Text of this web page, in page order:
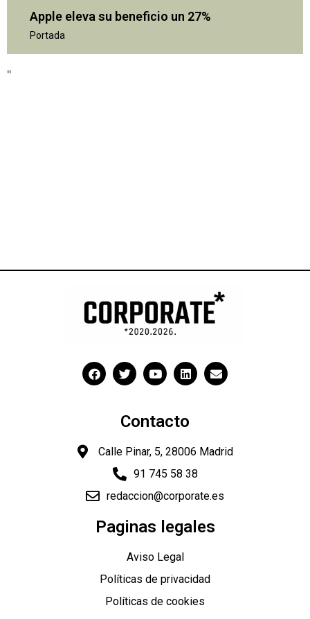
Apple eleva su beneficio un 27%
Portada
"
Contacto
Calle Pinar, 5, 28006 Madrid
91 745 58 38
redaccion@corporate.es
Paginas legales
Aviso Legal
Políticas de privacidad
Políticas de cookies